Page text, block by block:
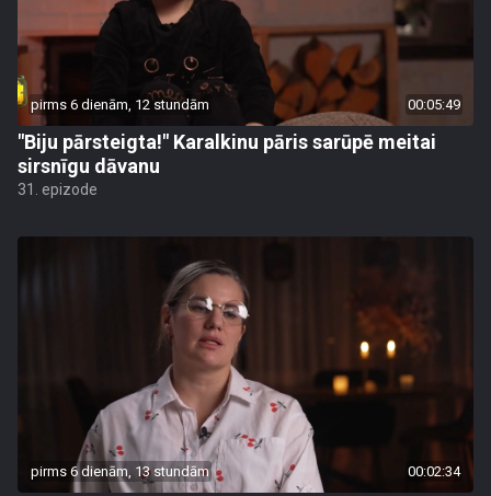
pirms 6 dienām, 12 stundām 00:05:49
"Biju pārsteigta!" Karalkinu pāris sarūpē meitai
sirsnīgu dāvanu
31. epizode
pirms 6 dienām, 13 stundām 00:02:34